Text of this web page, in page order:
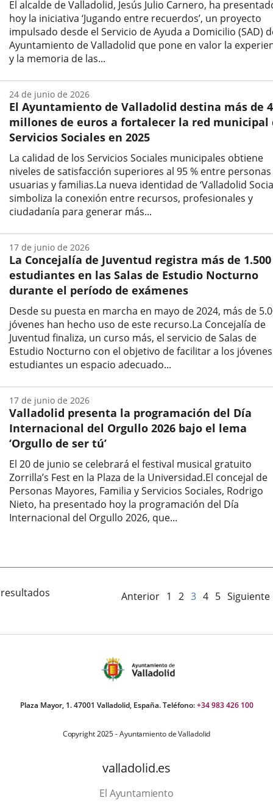
El alcalde de Valladolid, Jesús Julio Carnero, ha
hoy la iniciativa ‘Jugando entre recuerdos’, un proyecto
impulsado desde el Servicio de Ayuda a Domicilio (SAD)
Ayuntamiento de Valladolid que pone en valor la
y la memoria de las...
la
noticia
El Ayuntamiento de Valladolid destina más de
millones de euros a fortalecer la red municipal
Servicios Sociales en 2025
La calidad de los Servicios Sociales municipales obtiene
niveles de satisfacción superiores al 95 % entre personas
usuarias y familias.La nueva identidad de ‘Valladolid
simboliza la conexión entre recursos, profesionales y
ciudadanía para generar más...
la
noticia
24 de junio de 2026
La Concejalía de Juventud registra más de 1.500
estudiantes en las Salas de Estudio Nocturno
durante el período de exámenes
Desde su puesta en marcha en mayo de 2024, más de
jóvenes han hecho uso de este recurso.La Concejalía de
Juventud finaliza, un curso más, el servicio de Salas de
Estudio Nocturno con el objetivo de facilitar a los jóvenes
estudiantes un espacio adecuado...
la
noticia
17 de junio de 2026
Valladolid presenta la programación del Día
Internacional del Orgullo 2026 bajo el lema
‘Orgullo de ser tú’
El 20 de junio se celebrará el festival musical gratuito
Zorrilla’s Fest en la Plaza de la Universidad.El concejal de
Personas Mayores, Familia y Servicios Sociales, Rodrigo
Nieto, ha presentado hoy la programación del Día
Internacional del Orgullo 2026, que...
noticia
17 de junio de 2026
Anterior 1 2 3 4 5 Siguiente
Plaza Mayor, 1. 47001 Valladolid, España. Teléfono:+34 983 426 100
Copyright 2025 - Ayuntamiento de Valladolid
valladolid.es
El Ayuntamiento